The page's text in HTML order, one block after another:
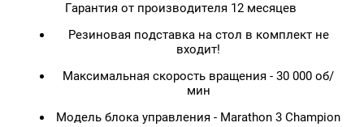
Гарантия от производителя 12 месяцев
Резиновая подставка на стол в комплект не
входит!
Максимальная скорость вращения - 30 000 об/
мин
Модель блока управления - Marathon 3 Champion